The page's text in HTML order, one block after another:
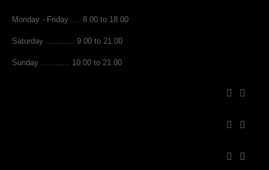
Monday - Friday .... 8.00 to 18.00
Saturday ............ 9.00 to 21.00
Sunday ............ 10.00 to 21.00
 
 
 